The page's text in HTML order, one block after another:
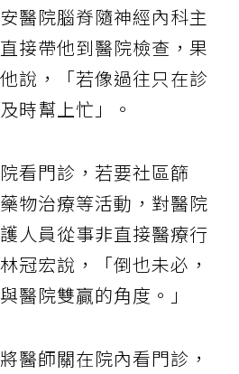
醫院腦脊隨神經內科主
接帶他到醫院檢查，果
說，「若像過往只在診
時幫上忙」。
看門診，若要社區篩
物治療等活動，對醫院
人員從事非直接醫療行
冠宏說，「倒也未必，
醫院雙贏的角度。」
醫師關在院內看門診，